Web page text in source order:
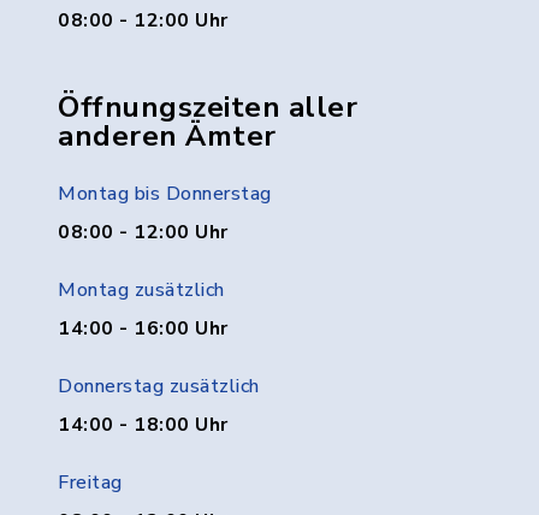
08:00 - 12:00 Uhr
Öffnungszeiten aller
anderen Ämter
Montag bis Donnerstag
08:00 - 12:00 Uhr
Montag zusätzlich
14:00 - 16:00 Uhr
Donnerstag zusätzlich
14:00 - 18:00 Uhr
Freitag